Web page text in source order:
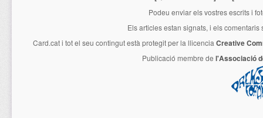
Podeu enviar els vostres escrits i
Els articles estan signats, i els
Card.cati tot el seu contingut està protegit per la llicencia Creative
Publicació membre de l'Associació